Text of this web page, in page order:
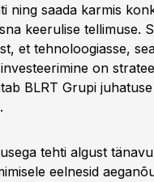
ning saada karmis
keerulise tellimuse.
et tehnoloogiasse,
on
BLRT Grupi
tehti algust
eelnesid